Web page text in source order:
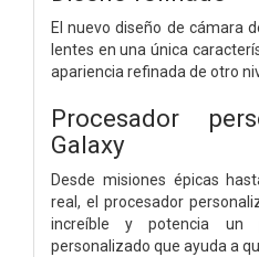
El nuevo diseño de cámara
lentes en una única
apariencia refinada de otro
Procesador
Galaxy
Desde misiones épicas
real, el procesador
increíble y potencia un
personalizado que ayuda a